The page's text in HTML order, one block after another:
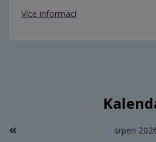
Více informací
srpen